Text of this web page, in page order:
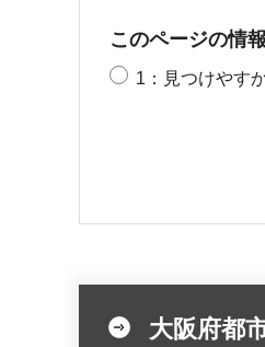
このページの情
1：見つけやす
大阪府都